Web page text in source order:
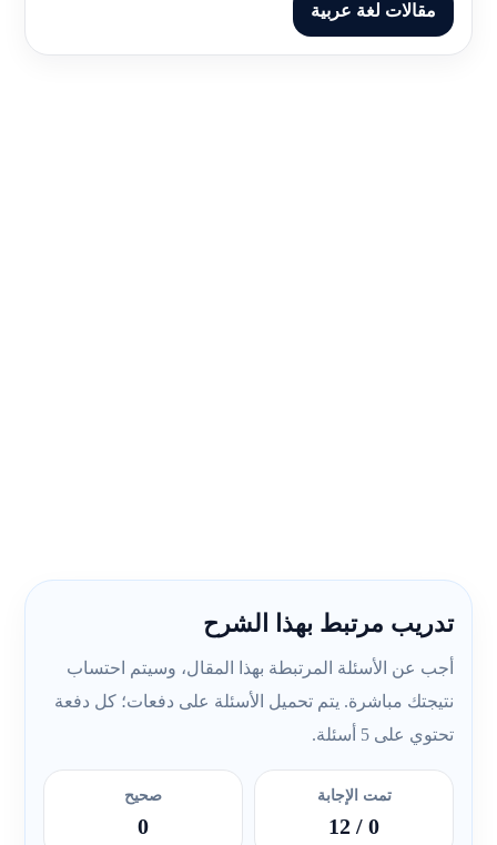
مقالات لغة عربية
تدريب مرتبط بهذا الشرح
أجب عن الأسئلة المرتبطة بهذا المقال، وسيتم احتساب
نتيجتك مباشرة. يتم تحميل الأسئلة على دفعات؛ كل دفعة
تحتوي على 5 أسئلة.
تمت الإجابة
0
/ 12
صحيح
0